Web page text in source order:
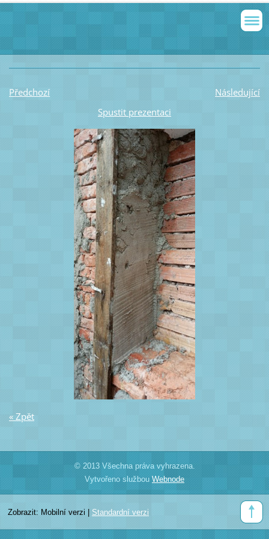
Předchozí
Následující
Spustit prezentaci
« Zpět
© 2013 Všechna práva vyhrazena.
Vytvořeno službou Webnode
Zobrazit: Mobilní verzi Standardní verzi